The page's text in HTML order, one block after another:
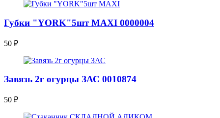
Губки "YORK"5шт MAXI 0000004
50 ₽
Завязь 2г огурцы ЗАС 0010874
50 ₽